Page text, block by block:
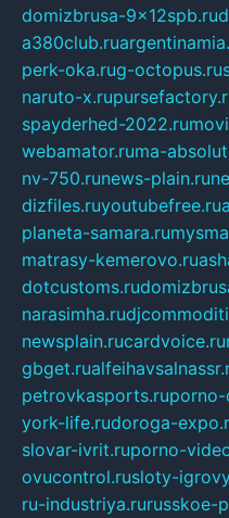
domizbrusa-9x12spb.ru
a380club.ru
perk-oka.rug-octopus.ru
naruto-x.ru
spayderhed-2022.ru
webamator.ruma-
nv-750.runews-plain.ru
dizfiles.ruyoutubefree.ru
planeta-samara.ru
matrasy-kemerovo.ru
dotcustoms.ru
narasimha.ru
newsplain.rucardvoice.ru
gbget.ru
petrovkasports.ruporno-
york-life.rudoroga-
slovar-ivrit.ruporno-
ovucontrol.rusloty-
ru-industriya.rurusskoe-